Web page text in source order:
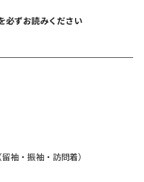
必ずお読みください
袖・振袖・訪問着）